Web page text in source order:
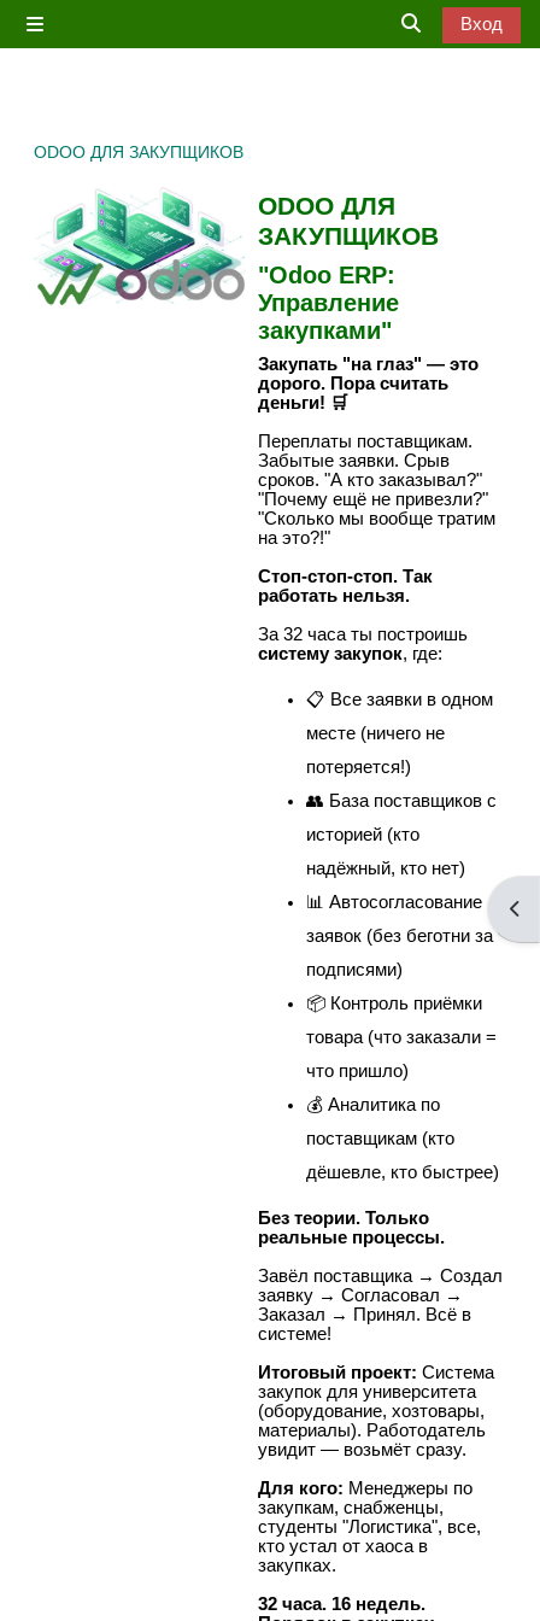
Вход
ODOO ДЛЯ ЗАКУПЩИКОВ
ODOO ДЛЯ
ЗАКУПЩИКОВ
"Odoo ERP:
Управление
закупками"
Закупать "на глаз" — это
дорого. Пора считать
деньги! 🛒
Переплаты поставщикам.
Забытые заявки. Срыв
сроков. "А кто заказывал?"
"Почему ещё не привезли?"
"Сколько мы вообще тратим
на это?!"
Стоп-стоп-стоп. Так
работать нельзя.
За 32 часа ты построишь
систему закупок, где:
📋 Все заявки в одном
месте (ничего не
потеряется!)
👥 База поставщиков с
историей (кто
надёжный, кто нет)
📊 Автосогласование
заявок (без беготни за
подписями)
📦 Контроль приёмки
товара (что заказали =
что пришло)
💰 Аналитика по
поставщикам (кто
дёшевле, кто быстрее)
Без теории. Только
реальные процессы.
Завёл поставщика → Создал
заявку → Согласовал →
Заказал → Принял. Всё в
системе!
Итоговый проект: Система
закупок для университета
(оборудование, хозтовары,
материалы). Работодатель
увидит — возьмёт сразу.
Для кого: Менеджеры по
закупкам, снабженцы,
студенты "Логистика", все,
кто устал от хаоса в
закупках.
32 часа. 16 недель.